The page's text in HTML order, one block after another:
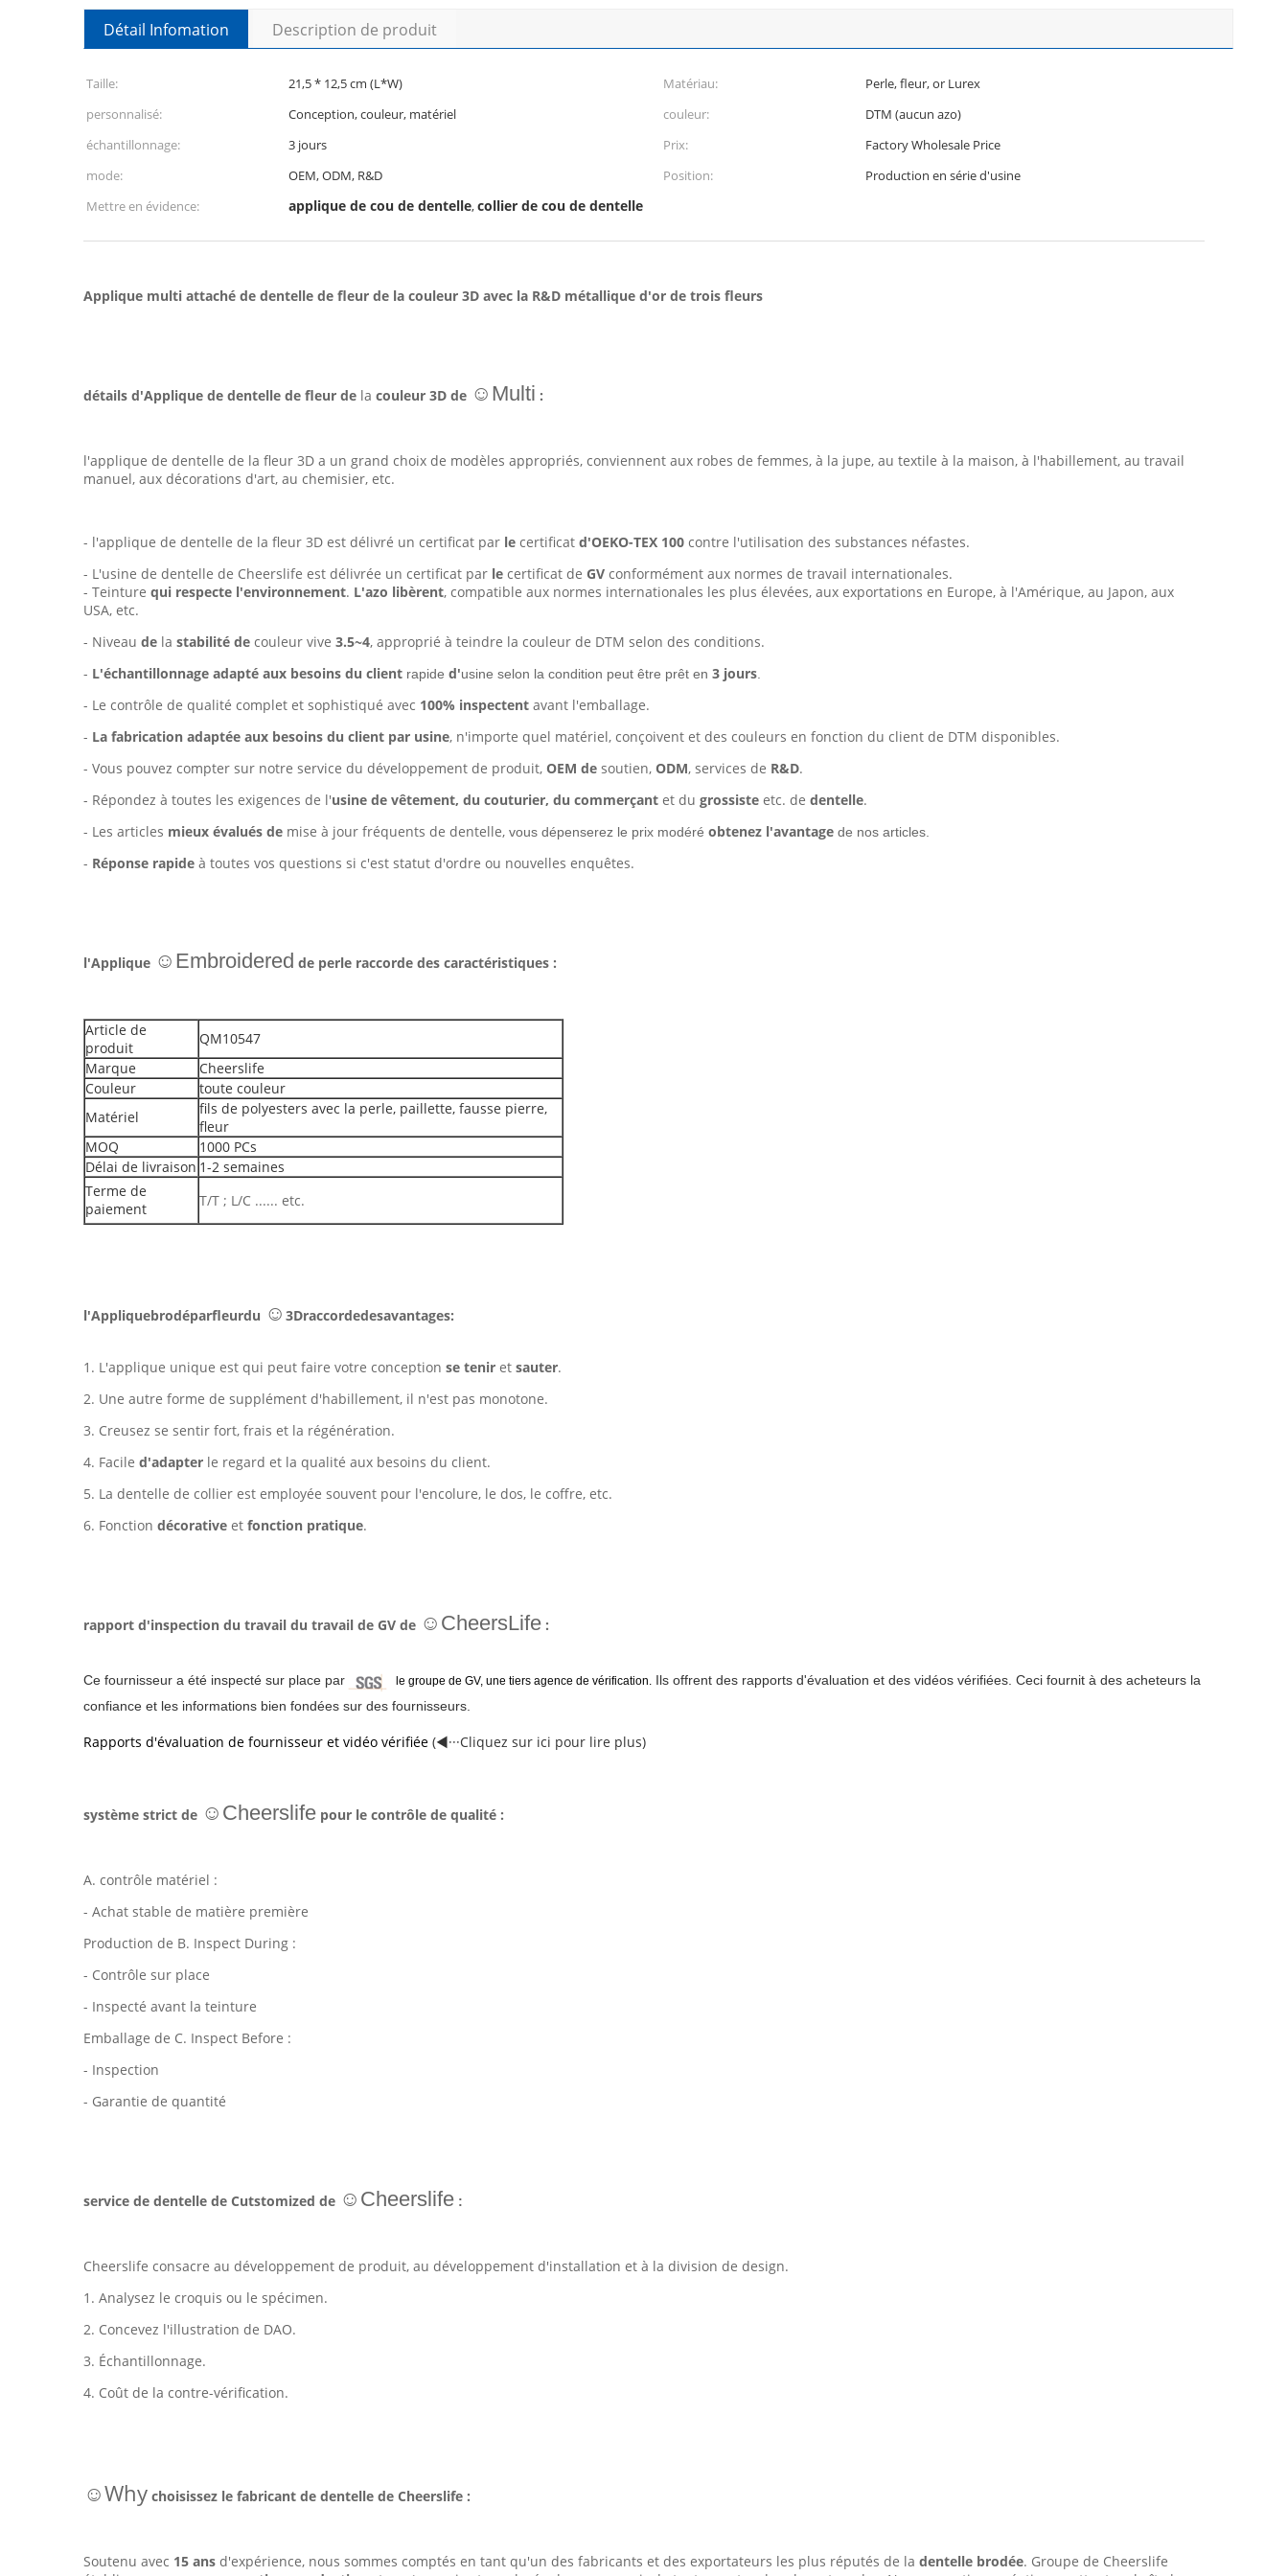
Détail Infomation Description de produit
Taille: 21,5 * 12,5 cm (L*W) Matériau:
Perle, fleur, or Lurex
personnalisé:
Conception, couleur, matériel couleur:
DTM (aucun azo)
échantillonnage:
3 jours Prix:
Factory Wholesale Price
mode:
OEM, ODM, R&D Position:
Production en série d'usine
Mettre en évidence:
applique de cou de dentelle,collier de cou de dentelle
Applique multi attaché de dentelle de fleur de la couleur 3D avec la R&D métallique d'or de trois fleurs
détails d'Applique de dentelle de fleur de la couleur 3D de ☺Multi :
l'applique de dentelle de la fleur 3D a un grand choix de modèles appropriés, conviennent aux robes de femmes, à la jupe, au textile à la maison, à l'habillement, au travail
manuel, aux décorations d'art, au chemisier, etc.
- l'applique de dentelle de la fleur 3D est délivré un certificat par le certificat d'OEKO-TEX 100 contre l'utilisation des substances néfastes.
- L'usine de dentelle de Cheerslife est délivrée un certificat par le certificat de GV conformément aux normes de travail internationales.
- Teinture qui respecte l'environnement. L'azo libèrent, compatible aux normes internationales les plus élevées, aux exportations en Europe, à l'Amérique, au Japon, aux
USA, etc.
- Niveau de la stabilité de couleur vive 3.5~4, approprié à teindre la couleur de DTM selon des conditions.
- L'échantillonnage adapté aux besoins du client rapide d'usine selon la condition peut être prêt en 3 jours
- Le contrôle de qualité complet et sophistiqué avec 100% inspectent avant l'emballage.
- La fabrication adaptée aux besoins du client par usine, n'importe quel matériel, conçoivent et des couleurs en fonction du client de DTM disponibles.
- Vous pouvez compter sur notre service du développement de produit, OEM de soutien, ODM, services de R&D.
- Répondez à toutes les exigences de l'usine de vêtement, du couturier, du commerçant et du grossiste etc. de dentelle.
- Les articles mieux évalués de mise à jour fréquents de dentelle, vous dépenserez le prix modéré obtenez l'avantage de nos articles.
- Réponse rapide à toutes vos questions si c'est statut d'ordre ou nouvelles enquêtes.
l'Applique ☺Embroidered de perle raccorde des caractéristiques :
Article de
produit
QM10547
Marque
Cheerslife
Couleur
toute couleur
Matériel
fils de polyesters avec la perle, paillette, fausse pierre,
fleur
MOQ
1000 PCs
Délai de livraison 1-2 semaines
Terme de
paiement
T/T ; L/C ...... etc.
l'Appliquebrodéparfleurdu ☺ 3Draccordedesavantages:
1. L'applique unique est qui peut faire votre conception se tenir et sauter.
2. Une autre forme de supplément d'habillement, il n'est pas monotone.
3. Creusez se sentir fort, frais et la régénération.
4. Facile d'adapter le regard et la qualité aux besoins du client.
5. La dentelle de collier est employée souvent pour l'encolure, le dos, le coffre, etc.
6. Fonction décorative et fonction pratique.
rapport d'inspection du travail du travail de GV de ☺CheersLife :
Ce fournisseur a été inspecté sur place par le groupe de GV, une tiers agence de vérification. Ils offrent des rapports d'évaluation et des vidéos vérifiées. Ceci fournit à des acheteurs la
confiance et les informations bien fondées sur des fournisseurs.
Rapports d'évaluation de fournisseur et vidéo vérifiée (◀···Cliquez sur ici pour lire plus)
système strict de ☺Cheerslife pour le contrôle de qualité :
A. contrôle matériel :
- Achat stable de matière première
Production de B. Inspect During :
- Contrôle sur place
- Inspecté avant la teinture
Emballage de C. Inspect Before :
- Inspection
- Garantie de quantité
service de dentelle de Cutstomized de ☺Cheerslife :
Cheerslife consacre au développement de produit, au développement d'installation et à la division de design.
1. Analysez le croquis ou le spécimen.
2. Concevez l'illustration de DAO.
3. Échantillonnage.
4. Coût de la contre-vérification.
☺Why choisissez le fabricant de dentelle de Cheerslife :
Soutenu avec 15 ans d'expérience, nous sommes comptés en tant qu'un des fabricants et des exportateurs les plus réputés de la dentelle brodée. Groupe de Cheerslife